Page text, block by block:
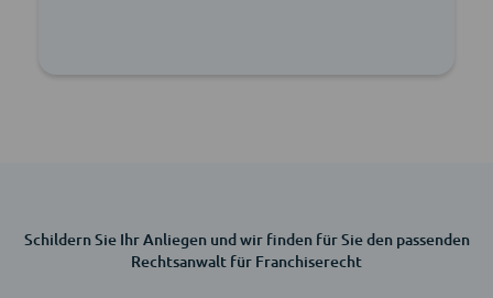
Schildern Sie Ihr Anliegen und wir finden für Sie den passenden
Rechtsanwalt für Franchiserecht